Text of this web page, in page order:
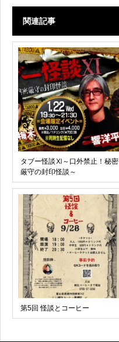
関連記事
タブー怪談Ⅺ～口外禁止！秘密
厳守の封印怪談～
第5回 怪談とコーヒー